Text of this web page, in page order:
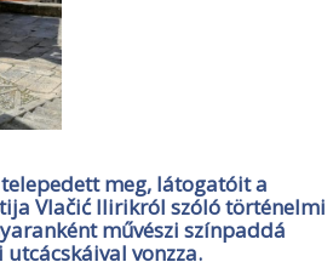
meg, látogatóit a
Vlačić Ilirikról szóló történelmi
művészi színpaddá
vonzza.